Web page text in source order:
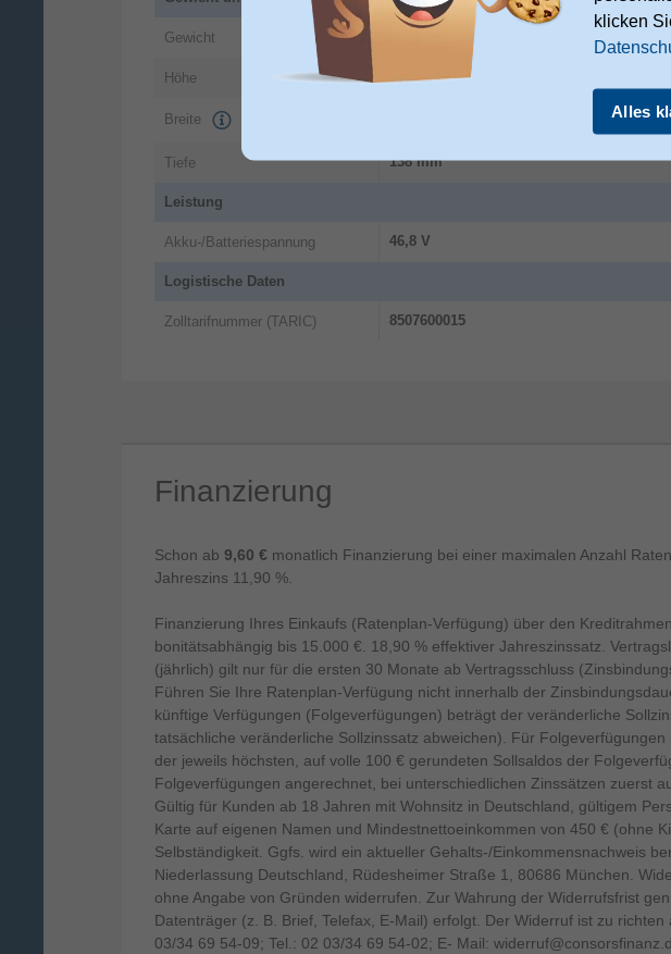
Gewicht
Höhe 270 mm
Breite
Tiefe 138 mm
Leistung
Akku-/Batteriespannung 46,8 V
Logistische Daten
Zolltarifnummer (TARIC) 8507600015
Finanzierung
Schon ab 9,60 € monatlich Finanzierung bei einer maximalen Anzahl
Jahreszins 11,90 %.
Finanzierung Ihres Einkaufs (Ratenplan-Verfügung) über den
bonitätsabhängig bis 15.000 €. 18,90 % effektiver Jahreszinssatz.
(jährlich) gilt nur für die ersten 30 Monate ab Vertragsschluss
Führen Sie Ihre Ratenplan-Verfügung nicht innerhalb der
künftige Verfügungen (Folgeverfügungen) beträgt der veränderliche
tatsächliche veränderliche Sollzinssatz abweichen). Für
der jeweils höchsten, auf volle 100 € gerundeten Sollsaldos der
Folgeverfügungen angerechnet, bei unterschiedlichen Zinssätzen zuerst
Gültig für Kunden ab 18 Jahren mit Wohnsitz in Deutschland, gültigem
Karte auf eigenen Namen und Mindestnettoeinkommen von 450 € (ohne
Selbständigkeit. Ggfs. wird ein aktueller Gehalts-/Einkommensnachweis
Niederlassung Deutschland, Rüdesheimer Straße 1, 80686 München.
ohne Angabe von Gründen widerrufen. Zur Wahrung der Widerrufsfrist
Datenträger (z. B. Brief, Telefax, E-Mail) erfolgt. Der Widerruf ist zu
03/34 69 54-09; Tel.: 02 03/34 69 54-02; E- Mail:
klicken
Alles